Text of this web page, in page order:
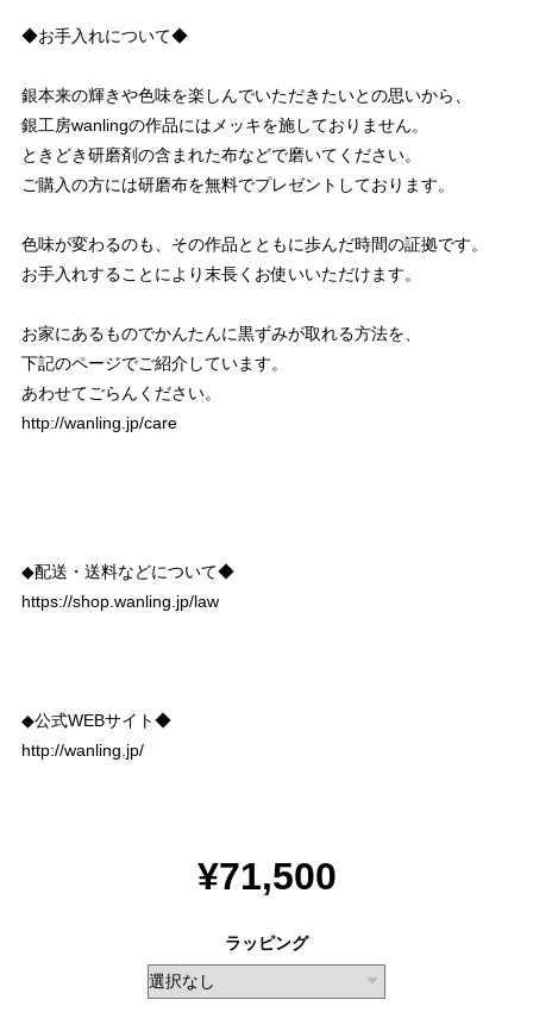
◆お手入れについて◆
銀本来の輝きや色味を楽しんでいただきたいとの思いから、
銀工房wanlingの作品にはメッキを施しておりません。
ときどき研磨剤の含まれた布などで磨いてください。
ご購入の方には研磨布を無料でプレゼントしております。
色味が変わるのも、その作品とともに歩んだ時間の証拠です。
お手入れすることにより末長くお使いいただけます。
お家にあるものでかんたんに黒ずみが取れる方法を、
下記のページでご紹介しています。
あわせてごらんください。
http://wanling.jp/care
◆配送・送料などについて◆
https://shop.wanling.jp/law
◆公式WEBサイト◆
http://wanling.jp/
¥71,500
ラッピング